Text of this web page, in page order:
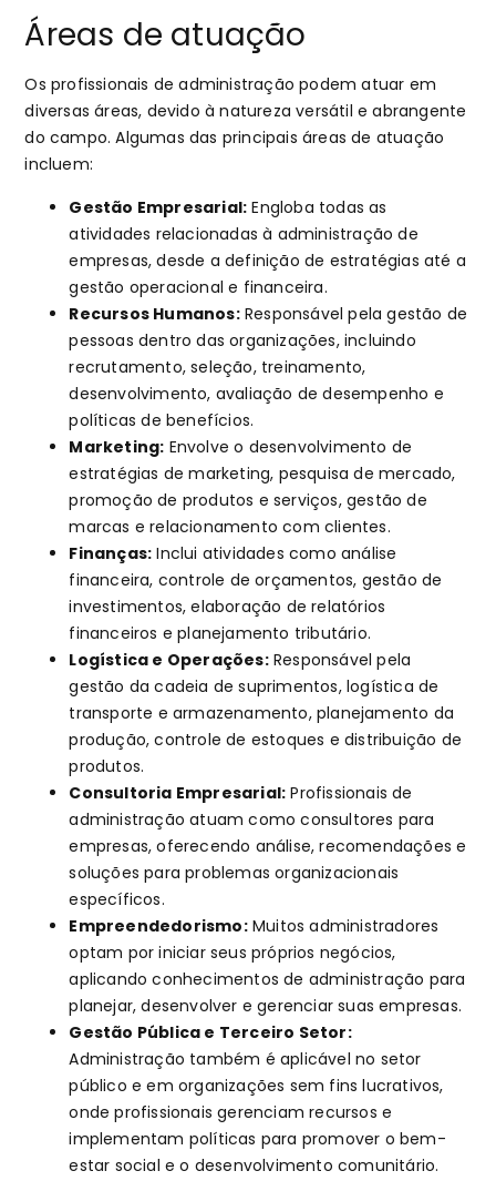
Áreas de atuação
Os profissionais de administração podem atuar em
diversas áreas, devido à natureza versátil e abrangente
do campo. Algumas das principais áreas de atuação
incluem:
Gestão Empresarial: Engloba todas as
atividades relacionadas à administração de
empresas, desde a definição de estratégias até a
gestão operacional e financeira.
Recursos Humanos:Responsável pela gestão de
pessoas dentro das organizações, incluindo
recrutamento, seleção, treinamento,
desenvolvimento, avaliação de desempenho e
políticas de benefícios.
Marketing: Envolve o desenvolvimento de
estratégias de marketing, pesquisa de mercado,
promoção de produtos e serviços, gestão de
marcas e relacionamento com clientes.
Finanças: Inclui atividades como análise
financeira, controle de orçamentos, gestão de
investimentos, elaboração de relatórios
financeiros e planejamento tributário.
Logística e Operações:Responsável pela
gestão da cadeia de suprimentos, logística de
transporte e armazenamento, planejamento da
produção, controle de estoques e distribuição de
produtos.
Consultoria Empresarial: Profissionais de
administração atuam como consultores para
empresas, oferecendo análise, recomendações e
soluções para problemas organizacionais
específicos.
Empreendedorismo:Muitos administradores
optam por iniciar seus próprios negócios,
aplicando conhecimentos de administração para
planejar, desenvolver e gerenciar suas empresas.
Gestão Pública e Terceiro Setor:
Administração também é aplicável no setor
público e em organizações sem fins lucrativos,
onde profissionais gerenciam recursos e
implementam políticas para promover o bem-
estar social e o desenvolvimento comunitário.